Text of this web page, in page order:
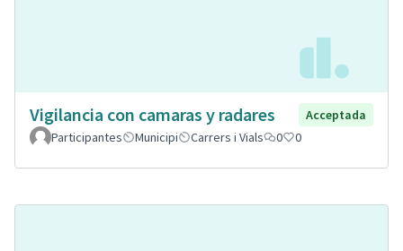
Vigilancia con camaras y radares
Acceptada
Participantes
Municipi Carrers i Vials 0 0